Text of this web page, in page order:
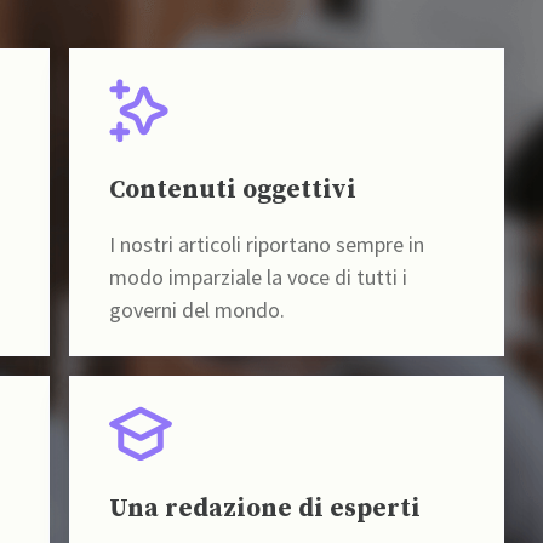
Contenuti oggettivi
I nostri articoli riportano sempre in
modo imparziale la voce di tutti i
governi del mondo.
Una redazione di esperti